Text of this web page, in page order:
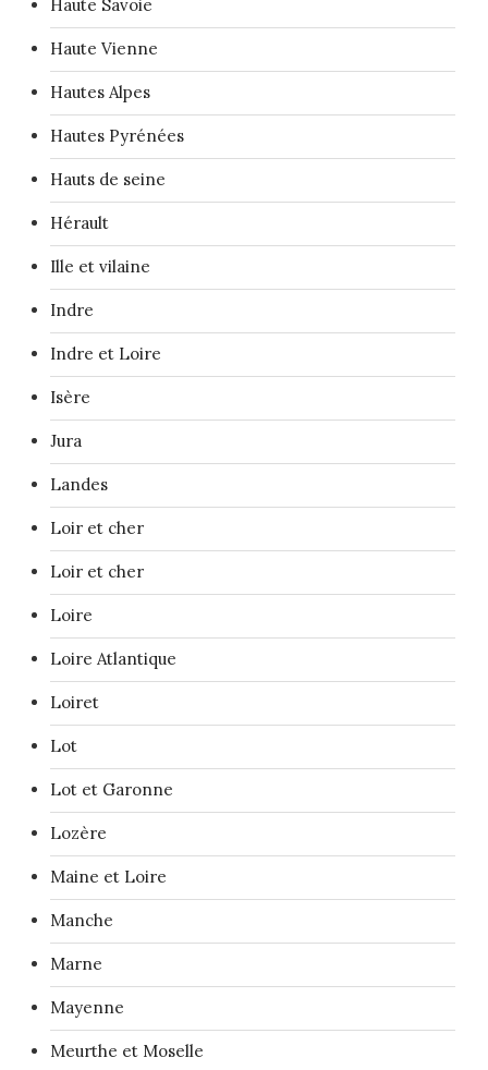
Haute Savoie
Haute Vienne
Hautes Alpes
Hautes Pyrénées
Hauts de seine
Hérault
Ille et vilaine
Indre
Indre et Loire
Isère
Jura
Landes
Loir et cher
Loir et cher
Loire
Loire Atlantique
Loiret
Lot
Lot et Garonne
Lozère
Maine et Loire
Manche
Marne
Mayenne
Meurthe et Moselle